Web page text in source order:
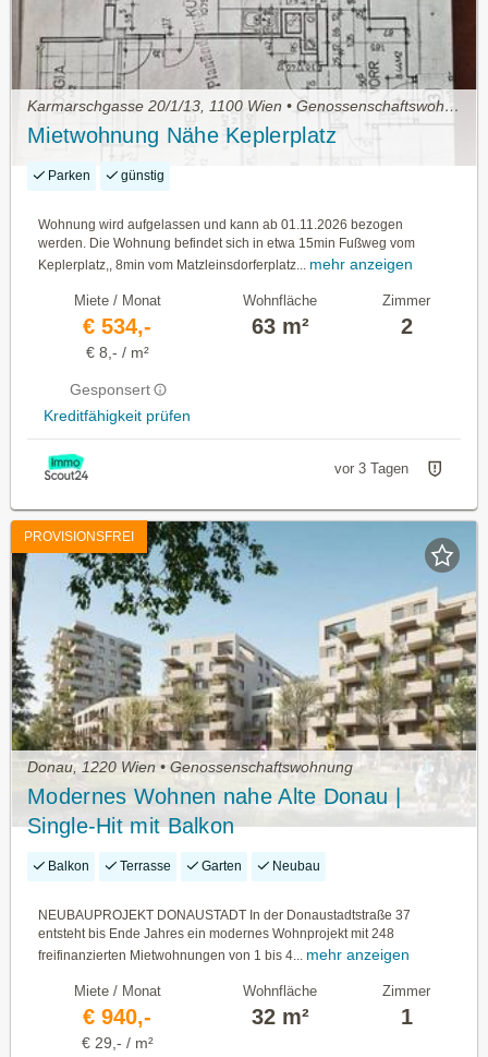
Karmarschgasse 20/1/13, 1100 Wien • Genossenschaftswohnung
Mietwohnung Nähe Keplerplatz
Parken günstig
Wohnung wird aufgelassen und kann ab 01.11.2026 bezogen
werden. Die Wohnung befindet sich in etwa 15min Fußweg vom
Keplerplatz,, 8min vom Matzleinsdorferplatz... mehr anzeigen
Miete / Monat
€ 534,-
€ 8,- / m²
Gesponsert
Kreditfähigkeit prüfen
Wohnfläche
63 m²
Zimmer
2
vor 3 Tagen
PROVISIONSFREI
Donau, 1220 Wien • Genossenschaftswohnung
Modernes Wohnen nahe Alte Donau |
Single-Hit mit Balkon
Balkon Terrasse Garten Neubau
NEUBAUPROJEKT DONAUSTADT In der Donaustadtstraße 37
entsteht bis Ende Jahres ein modernes Wohnprojekt mit 248
freifinanzierten Mietwohnungen von 1 bis 4...
mehr anzeigen
Miete / Monat
€ 940,-
€ 29,- / m²
Wohnfläche
32 m²
Zimmer
1